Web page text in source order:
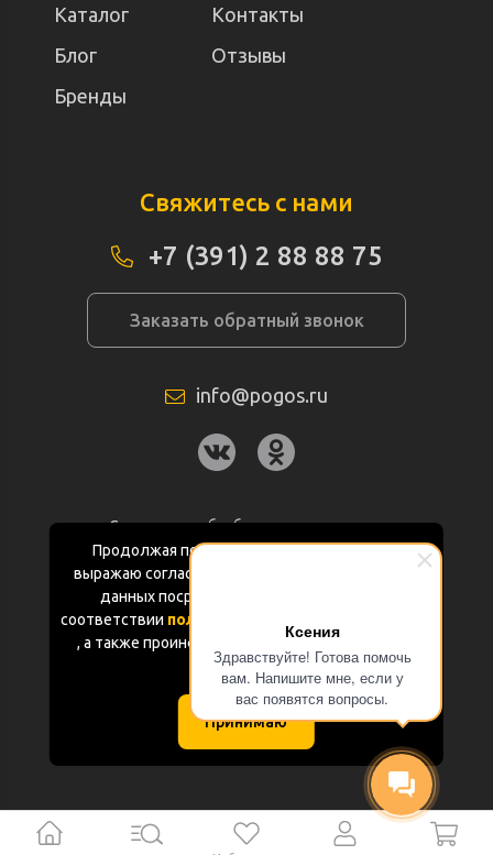
Ксения
Здравствуйте! Готова помочь
вам. Напишите мне, если у
вас появятся вопросы.
Продолжая пользоваться данным сайтом
выражаю согласие на обработку персональных
данных посредством Яндекс.Метрика в
соответствии политикой конфиденциальности
, а также проинформирован об использовании
Cookie-файлов
Принимаю
Каталог
Контакты
Блог
Отзывы
Бренды
Свяжитесь с нами
+7 (391) 2 88 88 75
Заказать обратный звонок
info@pogos.ru
Согласие на обработку персональных
данных
Политика конфиденциальности
Документация
Карта сайта
(с) «POGOS.ru» 2010-2026 (ИП Чивчян М.Р.)